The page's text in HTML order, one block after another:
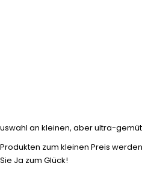
an kleinen, aber ultra-
zum kleinen Preis
Ja zum Glück!